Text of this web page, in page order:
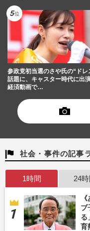
参政党初当選のさや氏の“ドレ
話題に、キャスター時代に出
経済動画で…
社会・事件の記事
1時間 24
ブ
る
育